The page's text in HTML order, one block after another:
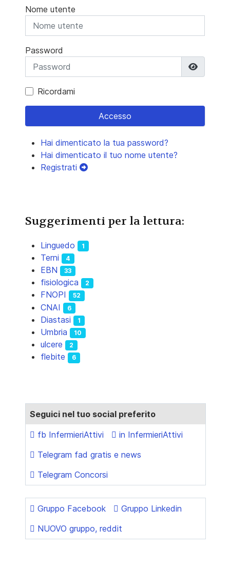
Nome utente
Password
Ricordami
Accesso
Hai dimenticato la tua password?
Hai dimenticato il tuo nome utente?
Registrati
Suggerimenti per la lettura:
Linguedo 1
Terni 4
EBN 33
fisiologica 2
FNOPI 52
CNAI 6
Diastasi 1
Umbria 10
ulcere 2
flebite 6
Seguici nel tuo social preferito
fb InfermieriAttivi
in InfermieriAttivi
Telegram fad gratis e news
Telegram Concorsi
Gruppo Facebook
Gruppo Linkedin
NUOVO gruppo, reddit